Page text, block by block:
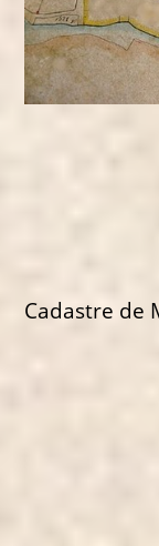
Cadastre de